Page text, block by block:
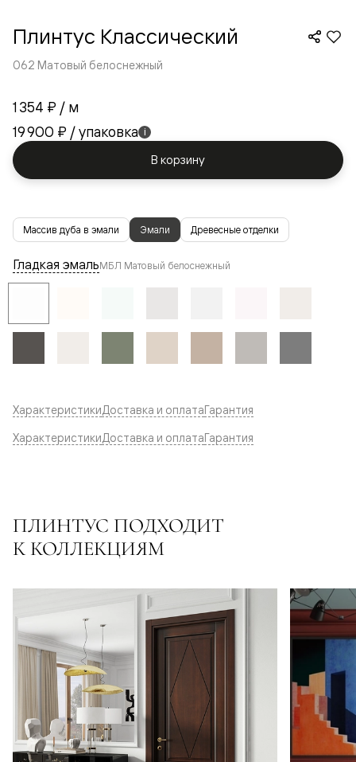
Плинтус Классический
062 Матовый белоснежный
1 354 ₽ / м
19 900 ₽ / упаковка i
В корзину
Массив дуба в эмали Эмали Древесные отделки
Гладкая эмальМБЛ Матовый белоснежный
ХарактеристикиДоставка и оплатаГарантия
ХарактеристикиДоставка и оплатаГарантия
ПЛИНТУС ПОДХОДИТ
К КОЛЛЕКЦИЯМ